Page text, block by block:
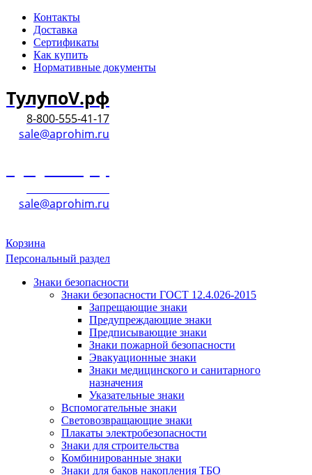
Контакты
Доставка
Сертификаты
Как купить
Нормативные документы
ТулупоV.рф
8-800-555-41-17
sale@aprohim.ru
sale@aprohim.ru
Корзина
Персональный раздел
Знаки безопасности
Знаки безопасности ГОСТ 12.4.026-2015
Запрещающие знаки
Предупреждающие знаки
Предписывающие знаки
Знаки пожарной безопасности
Эвакуационные знаки
Знаки медицинского и санитарного
назначения
Указательные знаки
Вспомогательные знаки
Световозвращающие знаки
Плакаты электробезопасности
Знаки для строительства
Комбинированные знаки
Знаки для баков накопления ТБО